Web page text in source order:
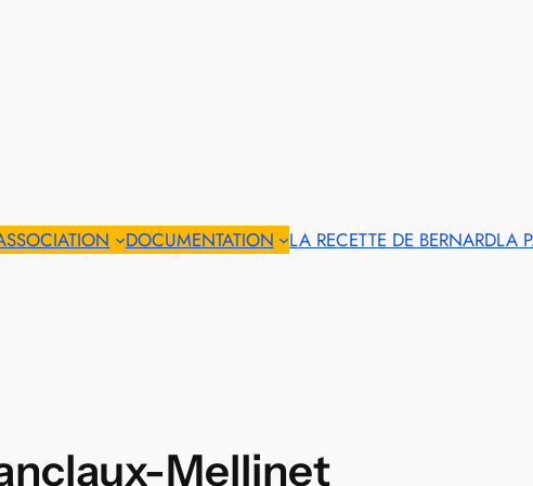
DOCUMENTATION LA RECETTE DE BERNARDLA
Mellinet